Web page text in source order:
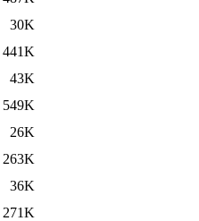
30K
441K
43K
549K
26K
263K
36K
271K